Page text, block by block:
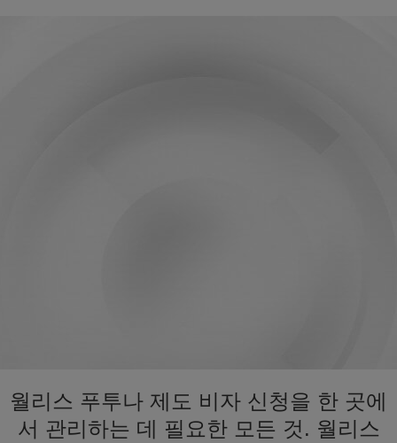
월리스 푸투나 제도 비자 신청을 한 곳에
서 관리하는 데 필요한 모든 것. 월리스